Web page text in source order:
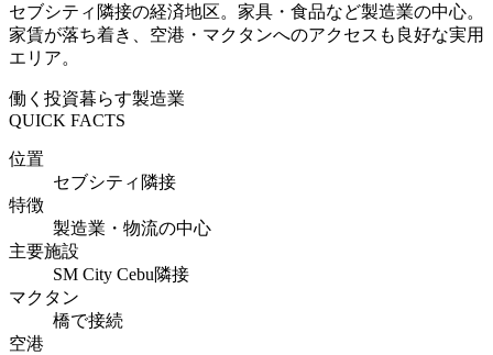
セブシティ隣接の経済地区。家具・食品など製造業の中心。
家賃が落ち着き、空港・マクタンへのアクセスも良好な実用
エリア。
働く 投資暮らす製造業
QUICK FACTS
位置
セブシティ隣接
特徴
製造業・物流の中心
主要施設
SM City Cebu隣接
マクタン
橋で接続
空港